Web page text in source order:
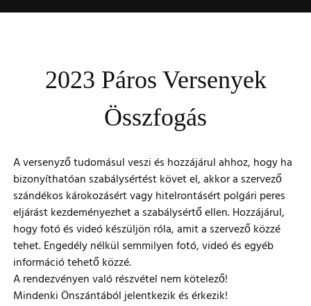
2023 Páros Versenyek
Összfogás
A versenyző tudomásul veszi és hozzájárul ahhoz, hogy ha
bizonyíthatóan szabálysértést követ el, akkor a szervező
szándékos károkozásért vagy hitelrontásért polgári peres
eljárást kezdeményezhet a szabálysértő ellen. Hozzájárul,
hogy fotó és videó készüljön róla, amit a szervező közzé
tehet. Engedély nélkül semmilyen fotó, videó és egyéb
információ tehető közzé.
A rendezvényen való részvétel nem kötelező!
Mindenki Önszántából jelentkezik és érkezik!